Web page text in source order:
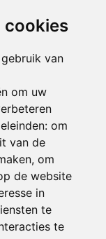
cookies
van
om uw
om
van de
, om
de website
in
te
te
Uw